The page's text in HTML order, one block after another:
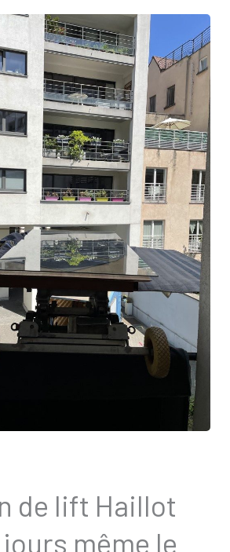
de lift Haillot
même le